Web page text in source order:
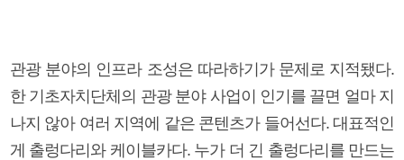
관광 분야의 인프라 조성은 따라하기가 문제로 지적됐다.
한 기초자치단체의 관광 분야 사업이 인기를 끌면 얼마 지
나지 않아 여러 지역에 같은 콘텐츠가 들어선다. 대표적인
게 출렁다리와 케이블카다. 누가 더 긴 출렁다리를 만드는